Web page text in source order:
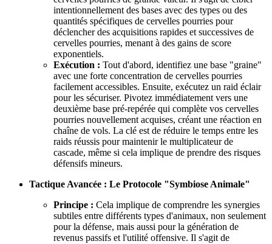
intentionnellement des bases avec des types ou des
quantités spécifiques de cervelles pourries pour
déclencher des acquisitions rapides et successives de
cervelles pourries, menant à des gains de score
exponentiels.
Exécution : Tout d'abord, identifiez une base "graine"
avec une forte concentration de cervelles pourries
facilement accessibles. Ensuite, exécutez un raid éclair
pour les sécuriser. Pivotez immédiatement vers une
deuxième base pré-repérée qui complète vos cervelles
pourries nouvellement acquises, créant une réaction en
chaîne de vols. La clé est de réduire le temps entre les
raids réussis pour maintenir le multiplicateur de
cascade, même si cela implique de prendre des risques
défensifs mineurs.
Tactique Avancée : Le Protocole "Symbiose Animale"
Principe : Cela implique de comprendre les synergies
subtiles entre différents types d'animaux, non seulement
pour la défense, mais aussi pour la génération de
revenus passifs et l'utilité offensive. Il s'agit de